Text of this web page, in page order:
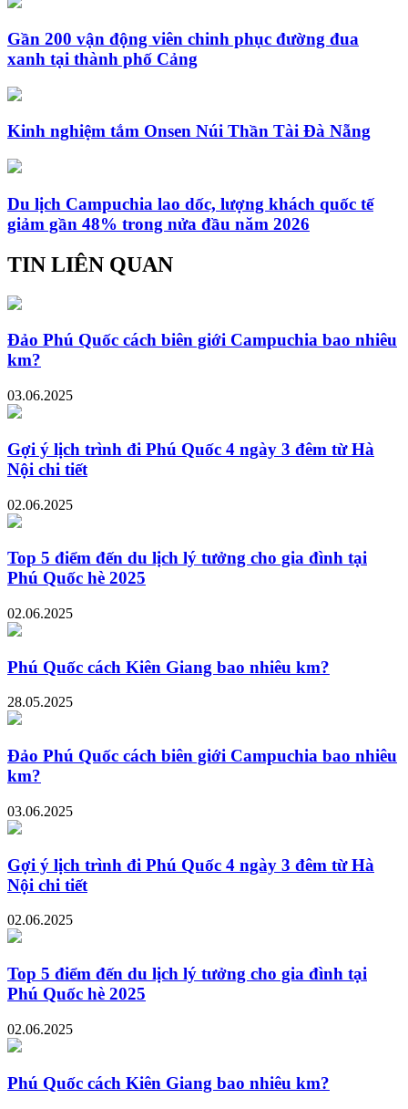
Gần 200 vận động viên chinh phục đường đua
xanh tại thành phố Cảng
Kinh nghiệm tắm Onsen Núi Thần Tài Đà Nẵng
Du lịch Campuchia lao dốc, lượng khách quốc tế
giảm gần 48% trong nửa đầu năm 2026
TIN LIÊN QUAN
Đảo Phú Quốc cách biên giới Campuchia bao nhiêu
km?
03.06.2025
Gợi ý lịch trình đi Phú Quốc 4 ngày 3 đêm từ Hà
Nội chi tiết
02.06.2025
Top 5 điểm đến du lịch lý tưởng cho gia đình tại
Phú Quốc hè 2025
02.06.2025
Phú Quốc cách Kiên Giang bao nhiêu km?
28.05.2025
Đảo Phú Quốc cách biên giới Campuchia bao nhiêu
km?
03.06.2025
Gợi ý lịch trình đi Phú Quốc 4 ngày 3 đêm từ Hà
Nội chi tiết
02.06.2025
Top 5 điểm đến du lịch lý tưởng cho gia đình tại
Phú Quốc hè 2025
02.06.2025
Phú Quốc cách Kiên Giang bao nhiêu km?